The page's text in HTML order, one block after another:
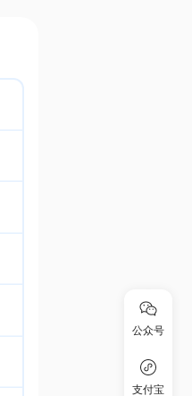
公众号
支付宝